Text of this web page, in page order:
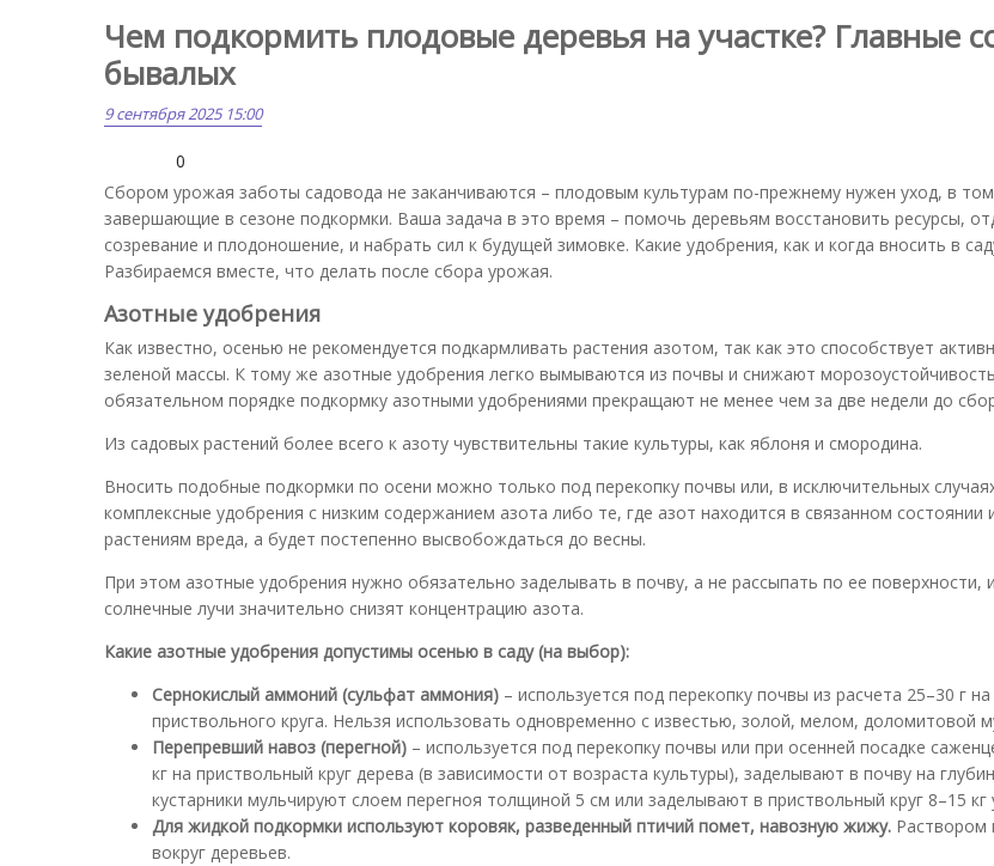
Чем подкормить плодовые деревья на участке? Главные
бывалых
9 сентября 2025 15:00
0
Сбором урожая заботы садовода не заканчиваются – плодовым культурам по-прежнему нужен уход, в
завершающие в сезоне подкормки. Ваша задача в это время – помочь деревьям восстановить ресурсы,
созревание и плодоношение, и набрать сил к будущей зимовке. Какие удобрения, как и когда вносить в
Разбираемся вместе, что делать после сбора урожая.
Азотные удобрения
Как известно, осенью не рекомендуется подкармливать растения азотом, так как это способствует
зеленой массы. К тому же азотные удобрения легко вымываются из почвы и снижают
обязательном порядке подкормку азотными удобрениями прекращают не менее чем за две недели до
Из садовых растений более всего к азоту чувствительны такие культуры, как яблоня и смородина.
Вносить подобные подкормки по осени можно только под перекопку почвы или, в исключительных
комплексные удобрения с низким содержанием азота либо те, где азот находится в связанном состоянии
растениям вреда, а будет постепенно высвобождаться до весны.
При этом азотные удобрения нужно обязательно заделывать в почву, а не рассыпать по ее поверхности,
солнечные лучи значительно снизят концентрацию азота.
Какие азотные удобрения допустимы осенью в саду (на выбор):
Сернокислый аммоний (сульфат аммония) – используется под перекопку почвы из расчета 25–30 г
приствольного круга. Нельзя использовать одновременно с известью, золой, мелом, доломитовой
Перепревший навоз (перегной) – используется под перекопку почвы или при осенней посадке
кг на приствольный круг дерева (в зависимости от возраста культуры), заделывают в почву на
кустарники мульчируют слоем перегноя толщиной 5 см или заделывают в приствольный круг 8–15 кг
Для жидкой подкормки используют коровяк, разведенный птичий помет, навозную жижу. Раствором
вокруг деревьев.